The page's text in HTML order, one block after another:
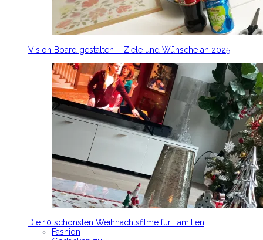
Vision Board gestalten – Ziele und Wünsche an 2025
Die 10 schönsten Weihnachtsfilme für Familien
Fashion